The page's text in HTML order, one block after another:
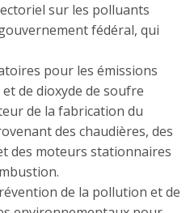
sur les polluants
fédéral, qui
pour les émissions
et de dioxyde de soufre
de la fabrication du
des chaudières, des
des moteurs stationnaires
de la pollution et de